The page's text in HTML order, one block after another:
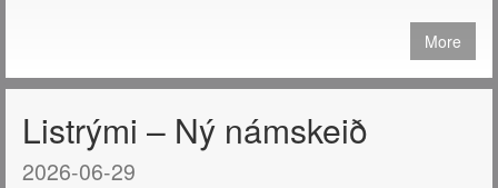
More
Listrými – Ný námskeið
2026-06-29